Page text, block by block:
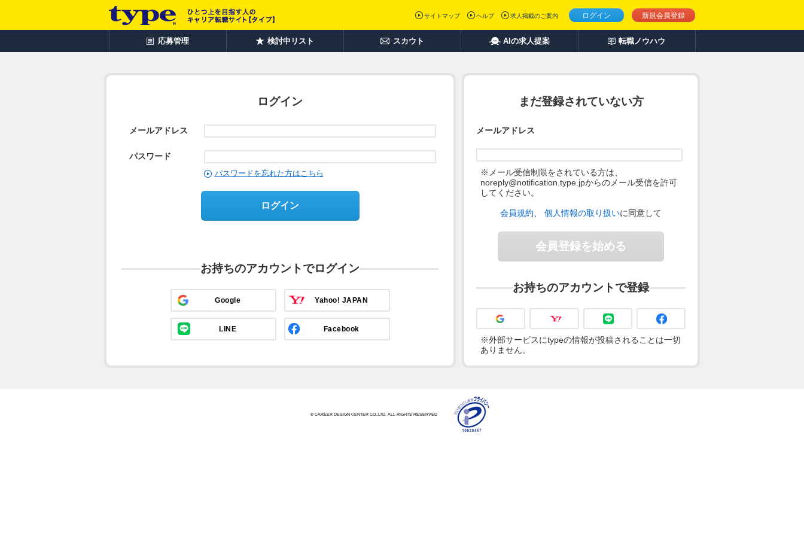
ログイン 新規会員登録
サイトマップ ヘルプ 求人掲載のご案内
応募管理 検討中リスト スカウト AIの求人提案 転職ノウハウ
ログイン
メールアドレス
パスワード
パスワードを忘れた方はこちら
ログイン
お持ちのアカウントでログイン
Google Yahoo! JAPAN
LINE Facebook
まだ登録されていない方
メールアドレス
※メール受信制限をされている方は、
noreply@notification.type.jpからのメール受信を許可
してください。
会員規約 個人情報の取り扱いに同意して
会員登録を始める
お持ちのアカウントで登録
※外部サービスにtypeの情報が投稿されることは一切
ありません。
© CAREER DESIGN CENTER CO.,LTD. ALL RIGHTS RESERVED